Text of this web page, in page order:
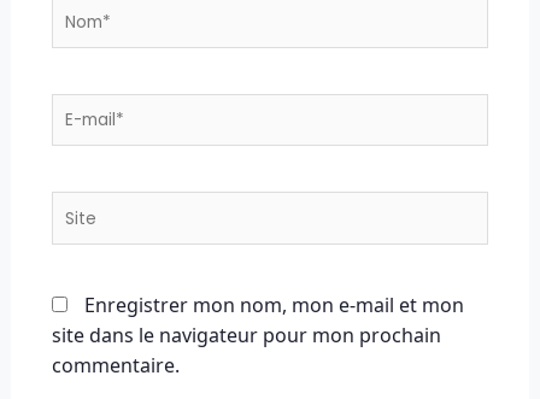
E-
Site
Enregistrer mon nom, mon e-mail et mon
site dans le navigateur pour mon prochain
commentaire.